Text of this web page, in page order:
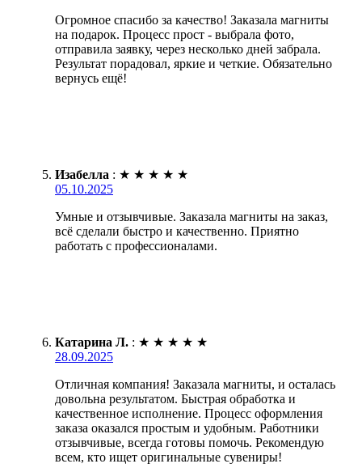
Огромное спасибо за качество! Заказала магниты
на подарок. Процесс прост - выбрала фото,
отправила заявку, через несколько дней забрала.
Результат порадовал, яркие и четкие. Обязательно
вернусь ещё!
Изабелла : ★ ★ ★ ★ ★
05.10.2025
Умные и отзывчивые. Заказала магниты на заказ,
всё сделали быстро и качественно. Приятно
работать с профессионалами.
Катарина Л. : ★ ★ ★ ★ ★
28.09.2025
Отличная компания! Заказала магниты, и осталась
довольна результатом. Быстрая обработка и
качественное исполнение. Процесс оформления
заказа оказался простым и удобным. Работники
отзывчивые, всегда готовы помочь. Рекомендую
всем, кто ищет оригинальные сувениры!